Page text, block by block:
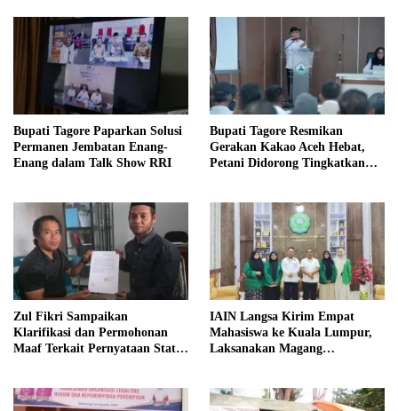
Bupati Tagore Paparkan Solusi
Permanen Jembatan Enang-
Enang dalam Talk Show RRI
Bupati Tagore Resmikan
Gerakan Kakao Aceh Hebat,
Petani Didorong Tingkatkan
Zul Fikri Sampaikan
Klarifikasi dan Permohonan
Maaf Terkait Pernyataan Status
IAIN Langsa Kirim Empat
Mahasiswa ke Kuala Lumpur,
Laksanakan Magang